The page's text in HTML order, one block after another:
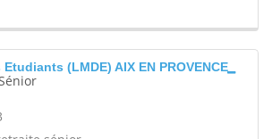
(LMDE) AIX EN PROVENCE